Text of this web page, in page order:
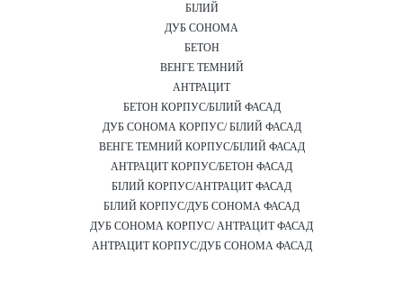
БІЛИЙ
ДУБ СОНОМА
БЕТОН
ВЕНГЕ ТЕМНИЙ
АНТРАЦИТ
БЕТОН КОРПУС/БІЛИЙ ФАСАД
ДУБ СОНОМА КОРПУС/ БІЛИЙ ФАСАД
ВЕНГЕ ТЕМНИЙ КОРПУС/БІЛИЙ ФАСАД
АНТРАЦИТ КОРПУС/БЕТОН ФАСАД
БІЛИЙ КОРПУС/АНТРАЦИТ ФАСАД
БІЛИЙ КОРПУС/ДУБ СОНОМА ФАСАД
ДУБ СОНОМА КОРПУС/ АНТРАЦИТ ФАСАД
АНТРАЦИТ КОРПУС/ДУБ СОНОМА ФАСАД